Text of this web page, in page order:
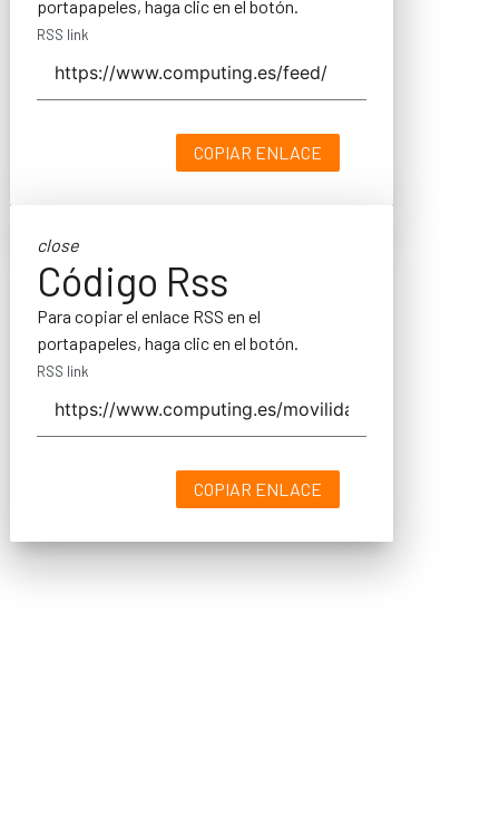
portapapeles, haga clic en el botón.
RSS link
COPIAR ENLACE
close
Código Rss
Para copiar el enlace RSS en el
portapapeles, haga clic en el botón.
RSS link
COPIAR ENLACE